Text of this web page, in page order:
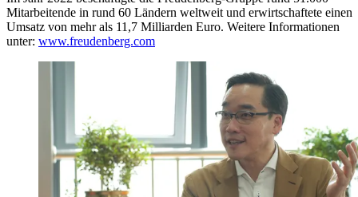
Mitarbeitende in rund 60 Ländern weltweit und erwirtschaftete einen
Umsatz von mehr als 11,7 Milliarden Euro. Weitere Informationen
unter: www.freudenberg.com